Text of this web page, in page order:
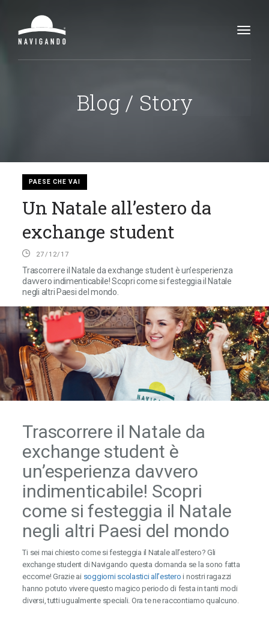
Blog / Story
PAESE CHE VAI
Un Natale all’estero da
exchange student
27/12/17
Trascorrere il Natale da exchange student è un’esperienza
davvero indimenticabile! Scopri come si festeggia il Natale
negli altri Paesi del mondo.
Trascorrere il Natale da
exchange student è
un’esperienza davvero
indimenticabile! Scopri
come si festeggia il Natale
negli altri Paesi del mondo
Ti sei mai chiesto come si festeggia il Natale all’estero? Gli
exchange student di Navigando questa domanda se la sono fatta
eccome! Grazie ai soggiorni scolastici all’estero i nostri ragazzi
hanno potuto vivere questo magico periodo di festa in tanti modi
diversi, tutti ugualmente speciali. Ora te ne raccontiamo qualcuno.